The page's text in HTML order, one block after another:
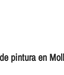
pintura en